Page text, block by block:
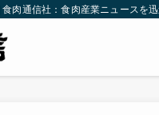
肉通信社：食肉産業ニュースを